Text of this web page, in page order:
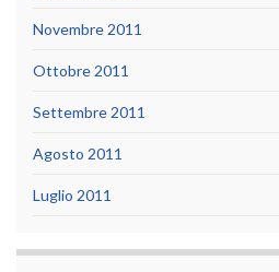
Novembre 2011
Ottobre 2011
Settembre 2011
Agosto 2011
Luglio 2011